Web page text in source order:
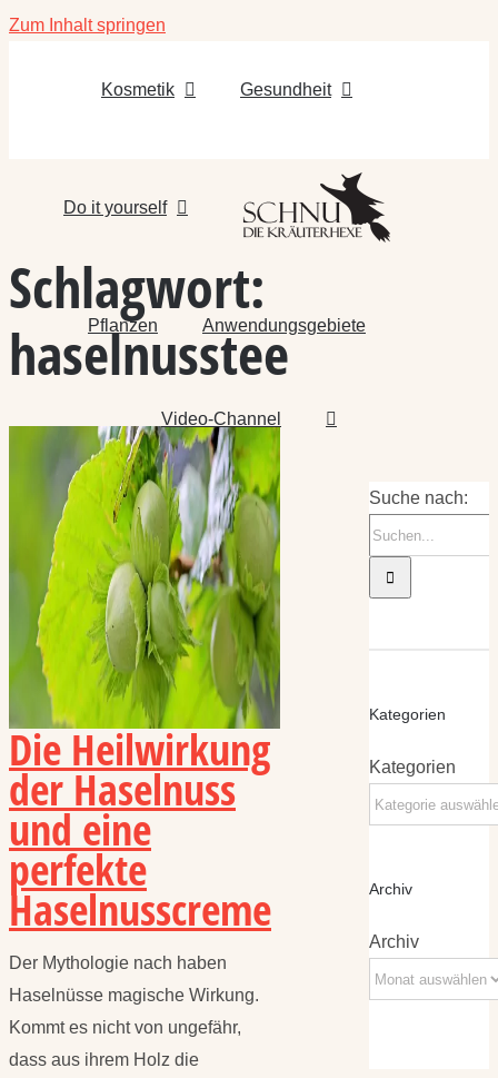
Zum Inhalt springen
Kosmetik Gesundheit
Do it yourself
Pflanzen Anwendungsgebiete
Video-Channel
Schlagwort:
haselnusstee
Die Heilwirkung
der Haselnuss
und eine
perfekte
Haselnusscreme
Der Mythologie nach haben
Haselnüsse magische Wirkung.
Kommt es nicht von ungefähr,
dass aus ihrem Holz die
Suche nach:
Kategorien
Kategorien
Archiv
Archiv